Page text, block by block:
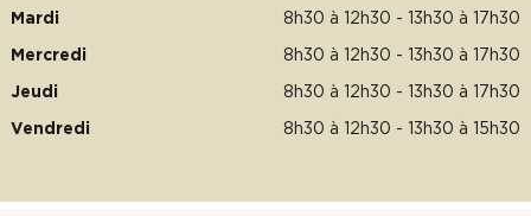
Mardi 8h30 à 12h30 - 13h30 à 17h30
Mercredi 8h30 à 12h30 - 13h30 à 17h30
Jeudi 8h30 à 12h30 - 13h30 à 17h30
Vendredi 8h30 à 12h30 - 13h30 à 15h30